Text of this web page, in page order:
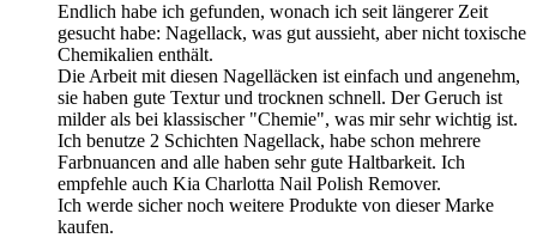
Endlich habe ich gefunden, wonach ich seit längerer Zeit
gesucht habe: Nagellack, was gut aussieht, aber nicht toxische
Chemikalien enthält.
Die Arbeit mit diesen Nagelläcken ist einfach und angenehm,
sie haben gute Textur und trocknen schnell. Der Geruch ist
milder als bei klassischer "Chemie", was mir sehr wichtig ist.
Ich benutze 2 Schichten Nagellack, habe schon mehrere
Farbnuancen and alle haben sehr gute Haltbarkeit. Ich
empfehle auch Kia Charlotta Nail Polish Remover.
Ich werde sicher noch weitere Produkte von dieser Marke
kaufen.